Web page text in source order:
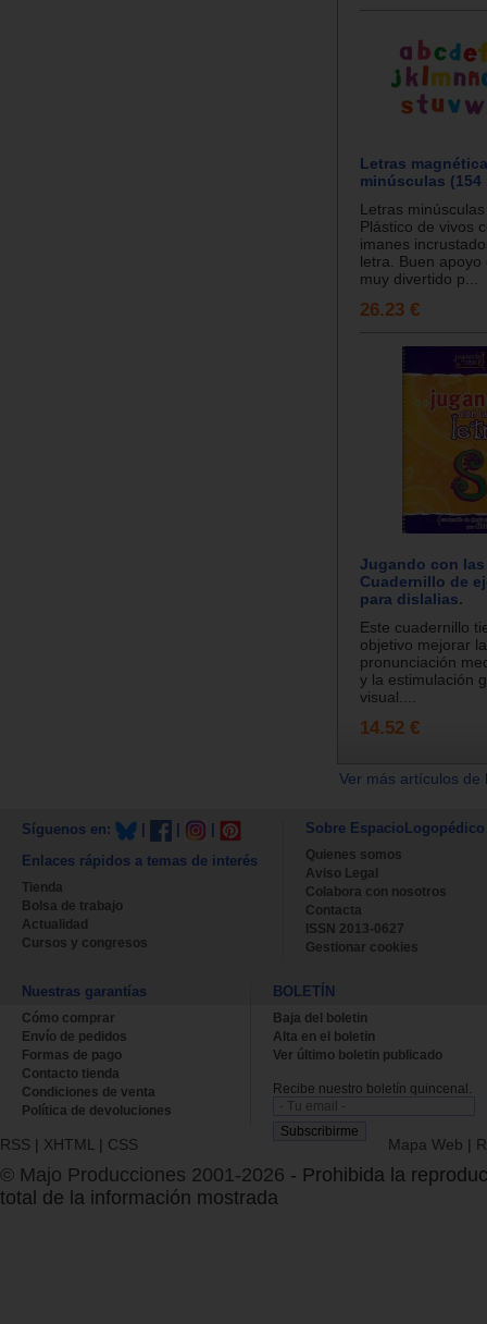
Letras
minúsculas (154
Letras
Plástico de vivos
imanes
letra. Buen apoyo
muy divertido p...
26.23 €
Jugando con
Cuadernillo de
para dislalias.
Este cuadernillo
objetivo mejorar la
pronunciación
y la estimulación
visual....
14.52 €
Ver más artículos
Síguenos en:
Enlaces rápidos a temas de interés
Tienda
Bolsa de trabajo
Actualidad
Cursos y congresos
Sobre EspacioLogopédico
Quienes somos
Aviso Legal
Colabora con nosotros
Contacta
ISSN 2013-0627
Gestionar cookies
Nuestras garantías
Cómo comprar
Envío de pedidos
Formas de pago
Contacto tienda
Condiciones de venta
Política de devoluciones
BOLETÍN
Baja del boletin
Alta en el boletin
Ver último boletin publicado
Recibe nuestro boletín quincenal.
RSS | XHTML | CSS Mapa Web |
© Majo Producciones 2001-2026 - Prohibida la
total de la información mostrada